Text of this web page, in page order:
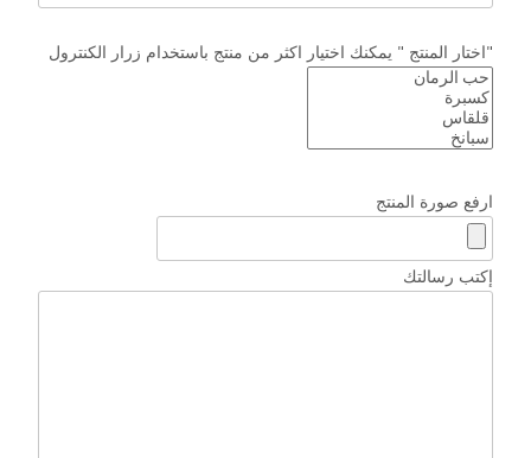
اختار المنتج " يمكنك اختيار اكثر من منتج باستخدام زرار الكنترول"
ارفع صورة المنتج
إكتب رسالتك